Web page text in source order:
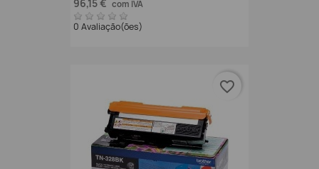
96,15 € com IVA
0 Avaliação(ões)
favorite_border